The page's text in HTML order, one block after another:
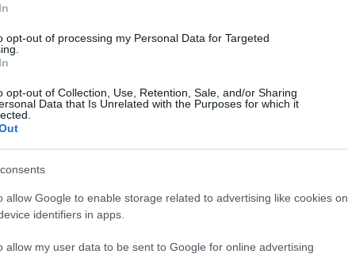
opt-out of processing my Personal Data for Targeted
opt-out of Collection, Use, Retention, Sale, and/or Sharing
Data that Is Unrelated with the Purposes for which it
allow Google to enable storage related to advertising like cookies on
identifiers in apps.
allow my user data to be sent to Google for online advertising
tradotto significa “Gettone non copiabile”,
sostituto da altro.Più
digitale
Bitcoin o Ethereum. Per fare un
dato il suo valore artistico e non solo.